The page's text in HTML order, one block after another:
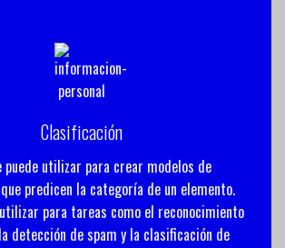
Clasificación
puede utilizar para crear modelos de
predicen la categoría de un elemento.
para tareas como el reconocimiento
detección de spam y la clasificación de